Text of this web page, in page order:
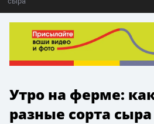
Утро на ферме:
разные сорта сыра